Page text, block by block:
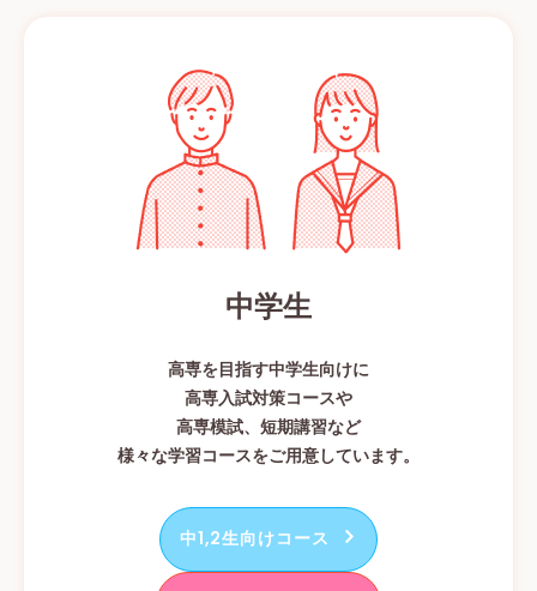
中学生
高専を目指す中学生向けに
高専入試対策コースや
高専模試、短期講習など
様々な学習コースをご用意しています。
中1,2生向けコース